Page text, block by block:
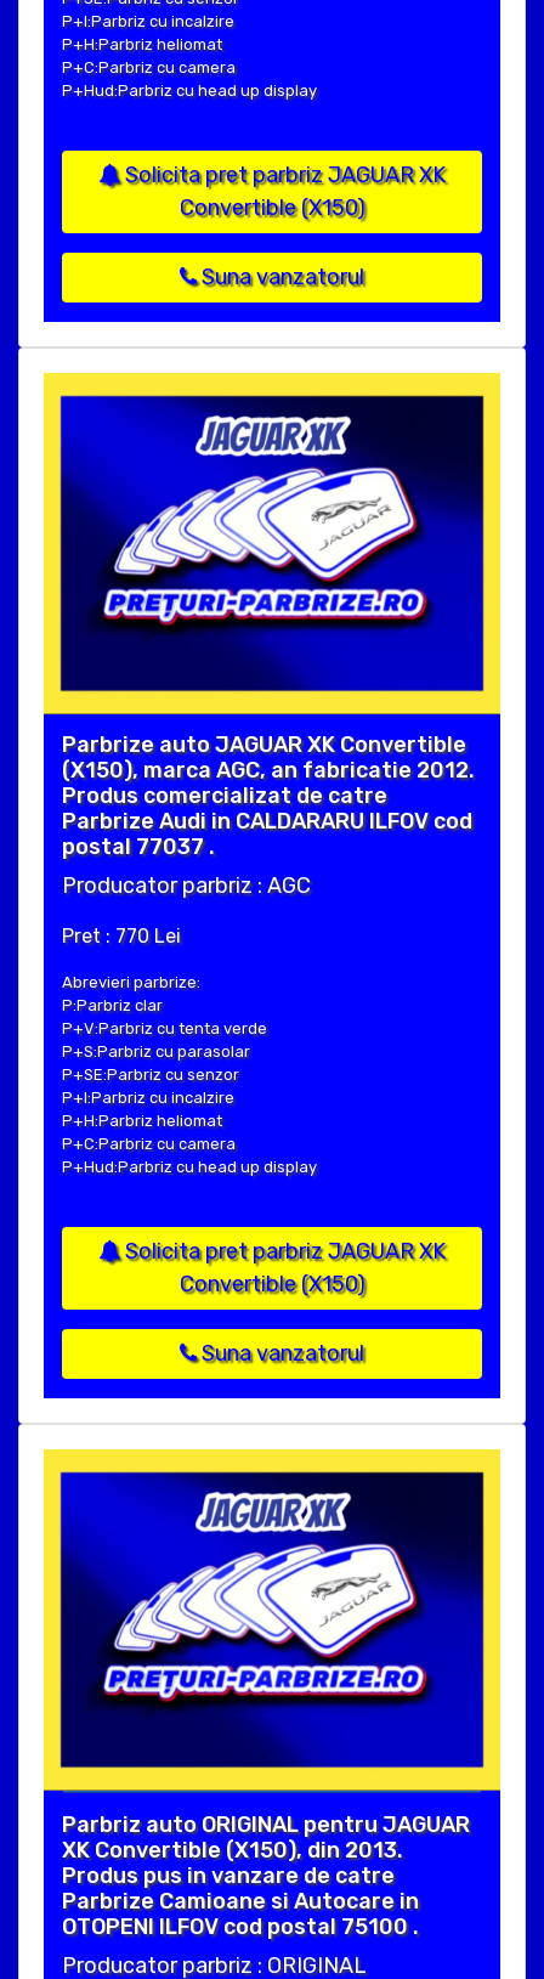
P+I:Parbriz cu incalzire
P+H:Parbriz heliomat
P+C:Parbriz cu camera
P+Hud:Parbriz cu head up display
Solicita pret parbriz JAGUAR XK
Convertible (X150)
Suna vanzatorul
Parbrize auto JAGUAR XK Convertible
(X150), marca AGC, an fabricatie 2012.
Produs comercializat de catre
Parbrize Audi in CALDARARU ILFOV cod
postal 77037 .
Producator parbriz : AGC
Pret : 770 Lei
Abrevieri parbrize:
P:Parbriz clar
P+V:Parbriz cu tenta verde
P+S:Parbriz cu parasolar
P+SE:Parbriz cu senzor
P+I:Parbriz cu incalzire
P+H:Parbriz heliomat
P+C:Parbriz cu camera
P+Hud:Parbriz cu head up display
Solicita pret parbriz JAGUAR XK
Convertible (X150)
Suna vanzatorul
Parbriz auto ORIGINAL pentru JAGUAR
XK Convertible (X150), din 2013.
Produs pus in vanzare de catre
Parbrize Camioane si Autocare in
OTOPENI ILFOV cod postal 75100 .
Producator parbriz : ORIGINAL